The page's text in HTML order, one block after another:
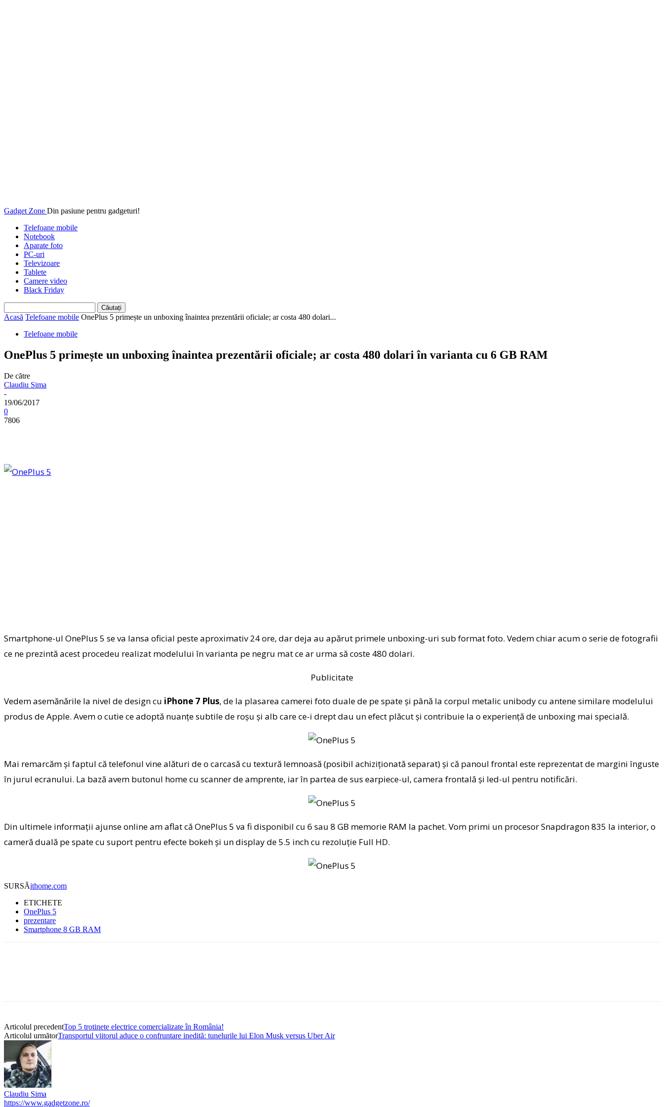
Gadget Zone Din pasiune pentru gadgeturi!
Telefoane mobile
Notebook
Aparate foto
PC-uri
Televizoare
Tablete
Camere video
Black Friday
Acasă Telefoane mobile OnePlus 5 primește un unboxing înaintea prezentării oficiale; ar costa 480 dolari...
Telefoane mobile
OnePlus 5 primește un unboxing înaintea prezentării oficiale; ar costa 480 dolari în varianta cu 6 GB RAM
De către
Claudiu Sima
-
19/06/2017
0
7806
Smartphone-ul OnePlus 5 se va lansa oficial peste aproximativ 24 ore, dar deja au apărut primele unboxing-uri sub format foto. Vedem chiar acum o serie de fotografii
ce ne prezintă acest procedeu realizat modelului în varianta pe negru mat ce ar urma să coste 480 dolari.
Publicitate
Vedem asemănările la nivel de design cu iPhone 7 Plus, de la plasarea camerei foto duale de pe spate și până la corpul metalic unibody cu antene similare modelului
produs de Apple. Avem o cutie ce adoptă nuanțe subtile de roșu și alb care ce-i drept dau un efect plăcut și contribuie la o experiență de unboxing mai specială.
Mai remarcăm și faptul că telefonul vine alături de o carcasă cu textură lemnoasă (posibil achiziționată separat) și că panoul frontal este reprezentat de margini înguste
în jurul ecranului. La bază avem butonul home cu scanner de amprente, iar în partea de sus earpiece-ul, camera frontală și led-ul pentru notificări.
Din ultimele informații ajunse online am aflat că OnePlus 5 va fi disponibil cu 6 sau 8 GB memorie RAM la pachet. Vom primi un procesor Snapdragon 835 la interior, o
cameră duală pe spate cu suport pentru efecte bokeh și un display de 5.5 inch cu rezoluție Full HD.
SURSĂithome.com
ETICHETE
OnePlus 5
prezentare
Smartphone 8 GB RAM
Articolul precedentTop 5 trotinete electrice comercializate în România!
Articolul următorTransportul viitorul aduce o confruntare inedită: tunelurile lui Elon Musk versus Uber Air
Claudiu Sima
https://www.gadgetzone.ro/